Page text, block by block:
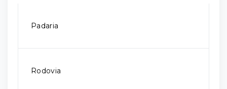
Padaria
Rodovia